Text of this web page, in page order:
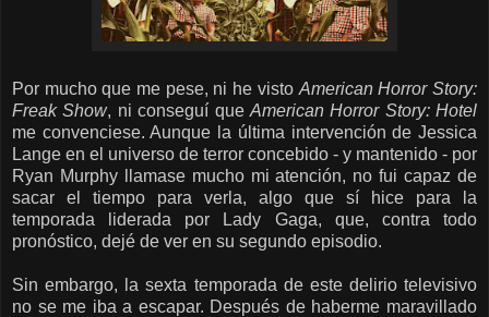
Por mucho que me pese, ni he visto American Horror Story:
Freak Show, ni conseguí que American Horror Story: Hotel
me convenciese. Aunque la última intervención de Jessica
Lange en el universo de terror concebido - y mantenido - por
Ryan Murphy llamase mucho mi atención, no fui capaz de
sacar el tiempo para verla, algo que sí hice para la
temporada liderada por Lady Gaga, que, contra todo
pronóstico, dejé de ver en su segundo episodio.
Sin embargo, la sexta temporada de este delirio televisivo
no se me iba a escapar. Después de haberme maravillado